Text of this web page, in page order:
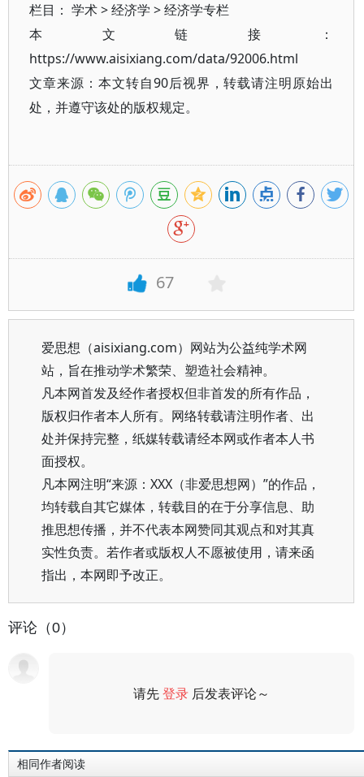
栏目： 学术>经济学 >经济学专栏
本文链接：
https://www.aisixiang.com/data/92006.html
文章来源：本文转自90后视界，转载请注明原始出
处，并遵守该处的版权规定。
67
爱思想（aisixiang.com）网站为公益纯学术网
站，旨在推动学术繁荣、塑造社会精神。
凡本网首发及经作者授权但非首发的所有作品，
版权归作者本人所有。网络转载请注明作者、出
处并保持完整，纸媒转载请经本网或作者本人书
面授权。
凡本网注明“来源：XXX（非爱思想网）”的作品，
均转载自其它媒体，转载目的在于分享信息、助
推思想传播，并不代表本网赞同其观点和对其真
实性负责。若作者或版权人不愿被使用，请来函
指出，本网即予改正。
评论（0）
请先登录 后发表评论～
相同作者阅读